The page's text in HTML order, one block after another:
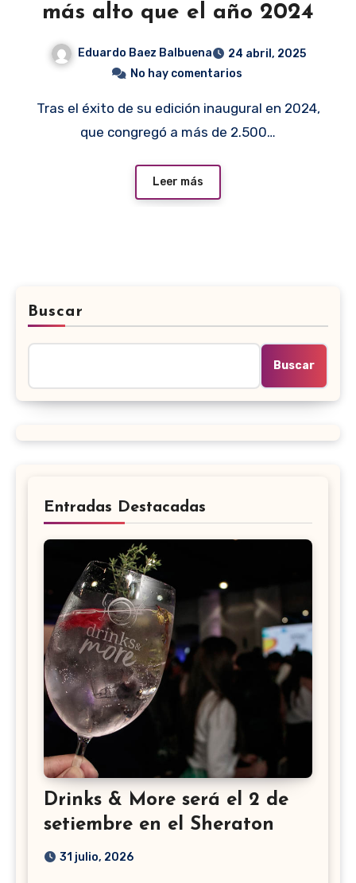
más alto que el año 2024
Eduardo Baez Balbuena
24 abril, 2025
No hay comentarios
Tras el éxito de su edición inaugural en 2024,
que congregó a más de 2.500…
Leer más
Buscar
Buscar
Entradas Destacadas
Drinks & More será el 2 de
setiembre en el Sheraton
31 julio, 2026